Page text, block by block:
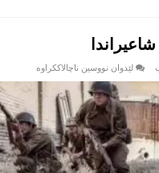
لێدوان نووسین ناچالاککراوە
چاوی
شاعیراندا